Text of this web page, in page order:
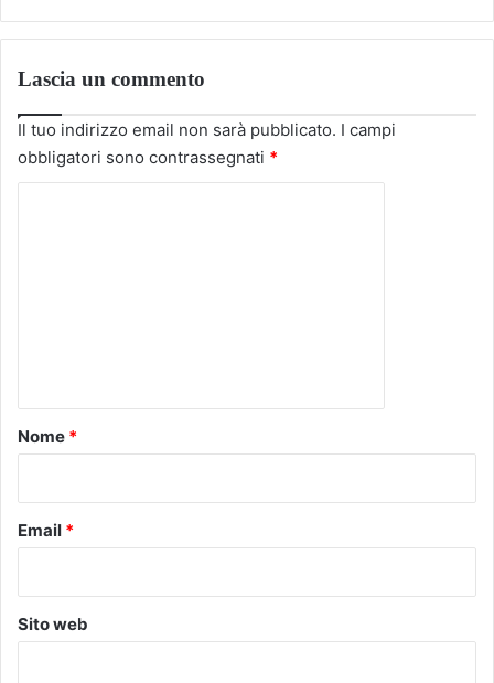
Lascia un commento
Il tuo indirizzo email non sarà pubblicato. I campi
obbligatori sono contrassegnati *
o
Nome *
Email *
Sito web